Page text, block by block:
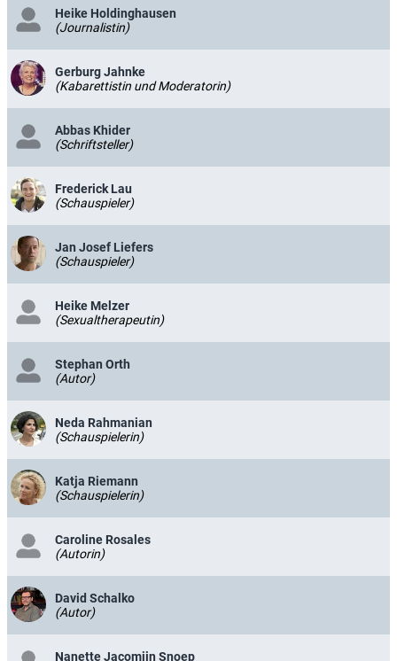
Heike Holdinghausen
(Journalistin)
Gerburg Jahnke
(Kabarettistin und Moderatorin)
Abbas Khider
(Schriftsteller)
Frederick Lau
(Schauspieler)
Jan Josef Liefers
(Schauspieler)
Heike Melzer
(Sexualtherapeutin)
Stephan Orth
(Autor)
Neda Rahmanian
(Schauspielerin)
Katja Riemann
(Schauspielerin)
Caroline Rosales
(Autorin)
David Schalko
(Autor)
Nanette Jacomijn Snoep